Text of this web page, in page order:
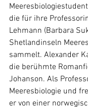
die für ihre
Lehmann (Barbara
Shetlandinseln
sammelt. Alexander
die berühmte
Johanson. Als
Meeresbiologie und
er von einer